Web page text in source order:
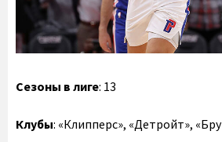
Сезоны в лиге: 13
Клубы: «Клипперс», «Детройт»,